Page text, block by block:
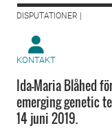
DISPUTATIONER |
KONTAKT
Ida-Maria Blåhed
emerging genetic
14 juni 2019.